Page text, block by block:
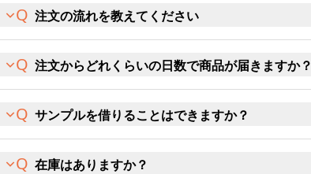
注文の流れを教えてください
注文からどれくらいの日数で商品が届きますか？
サンプルを借りることはできますか？
在庫はありますか？